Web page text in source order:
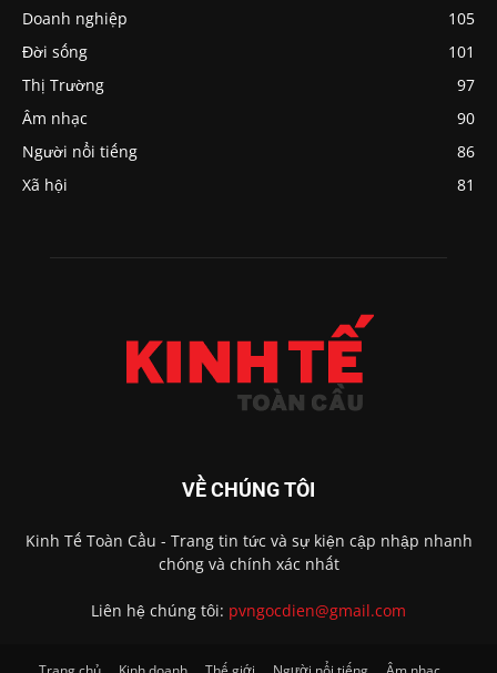
Doanh nghiệp
105
Đời sống
101
Thị Trường
97
Âm nhạc
90
Người nổi tiếng
86
Xã hội
81
VỀ CHÚNG TÔI
Kinh Tế Toàn Cầu - Trang tin tức và sự kiện cập nhập nhanh
chóng và chính xác nhất
Liên hệ chúng tôi: pvngocdien@gmail.com